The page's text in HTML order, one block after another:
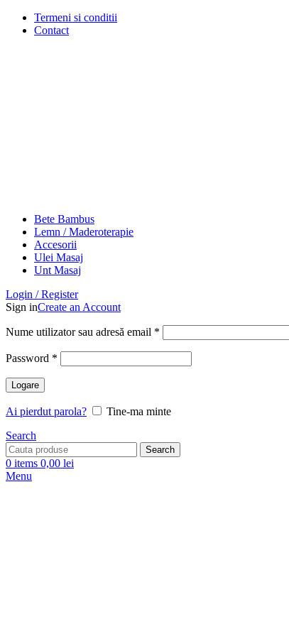
Termeni si conditii
Contact
Bete Bambus
Lemn / Maderoterapie
Accesorii
Ulei Masaj
Unt Masaj
Login / Register
Sign inCreate an Account
Nume utilizator sau adresă email *
Password *
Logare
Ai pierdut parola?
Tine-ma minte
Search
Search
0 items 0,00 lei
Menu